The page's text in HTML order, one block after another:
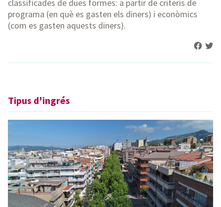
classificades de dues formes: a partir de criteris de
programa (en què es gasten els diners) i econòmics
(com es gasten aquests diners).
Tipus d'ingrés